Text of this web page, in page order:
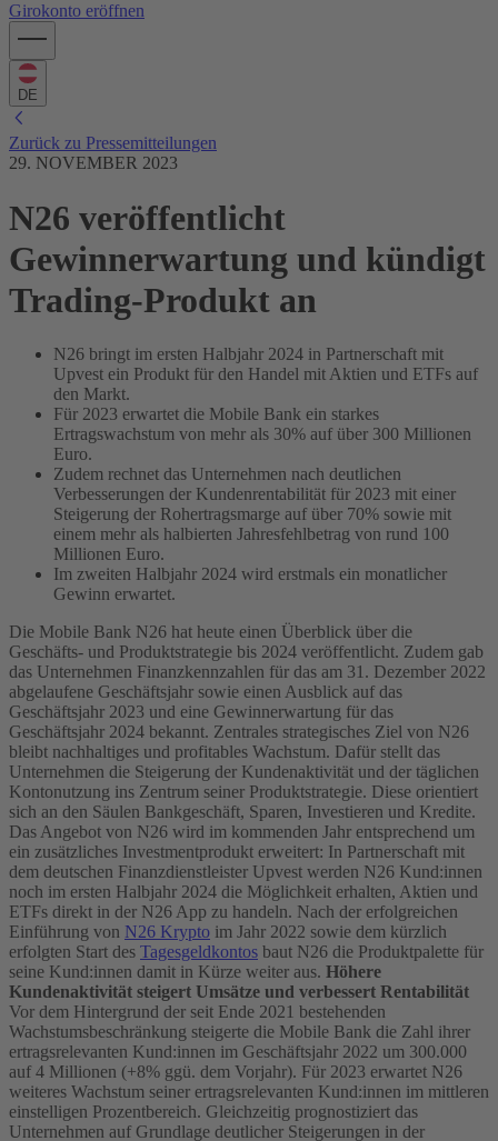
Girokonto eröffnen
DE
Zurück zu Pressemitteilungen
29. NOVEMBER 2023
N26 veröffentlicht
Gewinnerwartung und kündigt
Trading-Produkt an
N26 bringt im ersten Halbjahr 2024 in Partnerschaft mit
Upvest ein Produkt für den Handel mit Aktien und ETFs auf
den Markt.
Für 2023 erwartet die Mobile Bank ein starkes
Ertragswachstum von mehr als 30% auf über 300 Millionen
Euro.
Zudem rechnet das Unternehmen nach deutlichen
Verbesserungen der Kundenrentabilität für 2023 mit einer
Steigerung der Rohertragsmarge auf über 70% sowie mit
einem mehr als halbierten Jahresfehlbetrag von rund 100
Millionen Euro.
Im zweiten Halbjahr 2024 wird erstmals ein monatlicher
Gewinn erwartet.
Die Mobile Bank N26 hat heute einen Überblick über die
Geschäfts- und Produktstrategie bis 2024 veröffentlicht. Zudem gab
das Unternehmen Finanzkennzahlen für das am 31. Dezember 2022
abgelaufene Geschäftsjahr sowie einen Ausblick auf das
Geschäftsjahr 2023 und eine Gewinnerwartung für das
Geschäftsjahr 2024 bekannt. Zentrales strategisches Ziel von N26
bleibt nachhaltiges und profitables Wachstum. Dafür stellt das
Unternehmen die Steigerung der Kundenaktivität und der täglichen
Kontonutzung ins Zentrum seiner Produktstrategie. Diese orientiert
sich an den Säulen Bankgeschäft, Sparen, Investieren und Kredite.
Das Angebot von N26 wird im kommenden Jahr entsprechend um
ein zusätzliches Investmentprodukt erweitert: In Partnerschaft mit
dem deutschen Finanzdienstleister Upvest werden N26 Kund:innen
noch im ersten Halbjahr 2024 die Möglichkeit erhalten, Aktien und
ETFs direkt in der N26 App zu handeln. Nach der erfolgreichen
Einführung von N26 Krypto im Jahr 2022 sowie dem kürzlich
erfolgten Start des Tagesgeldkontos baut N26 die Produktpalette für
seine Kund:innen damit in Kürze weiter aus. Höhere
Kundenaktivität steigert Umsätze und verbessert Rentabilität
Vor dem Hintergrund der seit Ende 2021 bestehenden
Wachstumsbeschränkung steigerte die Mobile Bank die Zahl ihrer
ertragsrelevanten Kund:innen im Geschäftsjahr 2022 um 300.000
auf 4 Millionen (+8% ggü. dem Vorjahr). Für 2023 erwartet N26
weiteres Wachstum seiner ertragsrelevanten Kund:innen im mittleren
einstelligen Prozentbereich. Gleichzeitig prognostiziert das
Unternehmen auf Grundlage deutlicher Steigerungen in der